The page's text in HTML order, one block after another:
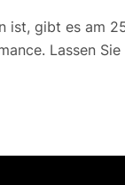
gibt es am
Lassen Sie